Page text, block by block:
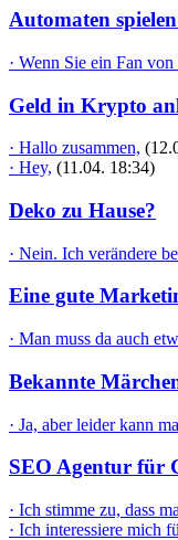
Automaten
· Wenn Sie ein Fan
Geld in Krypto
· Hallo zusammen,
· Hey, (11.04. 18:34)
Deko zu Hause?
· Nein. Ich verändere
Eine gute
· Man muss da auch
Bekannte
· Ja, aber leider kann
SEO Agentur für
· Ich stimme zu, dass
· Ich interessiere mich